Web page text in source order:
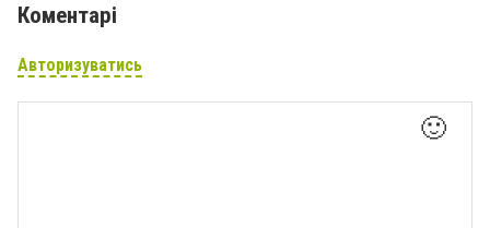
Коментарі
Авторизуватись
🙂